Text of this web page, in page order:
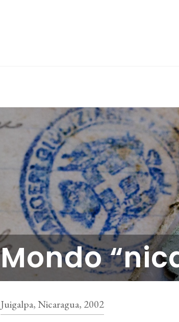
Mondo
Juigalpa, Nicaragua, 2002